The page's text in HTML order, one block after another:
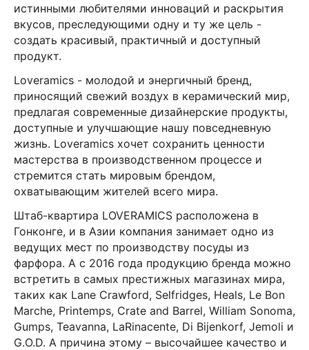
истинными любителями инноваций и раскрытия
вкусов, преследующими одну и ту же цель -
создать красивый, практичный и доступный
продукт.
Loveramics - молодой и энергичный бренд,
приносящий свежий воздух в керамический мир,
предлагая современные дизайнерские продукты,
доступные и улучшающие нашу повседневную
жизнь. Loveramics хочет сохранить ценности
мастерства в производственном процессе и
стремится стать мировым брендом,
охватывающим жителей всего мира.
Штаб-квартира LOVERAMICS расположена в
Гонконге, и в Азии компания занимает одно из
ведущих мест по производству посуды из
фарфора. А с 2016 года продукцию бренда можно
встретить в самых престижных магазинах мира,
таких как Lane Crawford, Selfridges, Heals, Le Bon
Marche, Printemps, Crate and Barrel, William Sonoma,
Gumps, Teavanna, LaRinacente, Di Bijenkorf, Jemoli и
G.O.D. А причина этому – высочайшее качество и